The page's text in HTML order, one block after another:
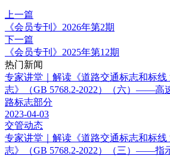
上一篇
《会员专刊》2026年第2期
下一篇
《会员专刊》2025年第12期
热门新闻
专家讲堂｜解读《道路交通标志和标
志》（GB 5768.2-2022）（六）——高
路标志部分
2023-04-03
交管动态
专家讲堂｜解读《道路交通标志和标
志》（GB 5768.2-2022）（三）——指